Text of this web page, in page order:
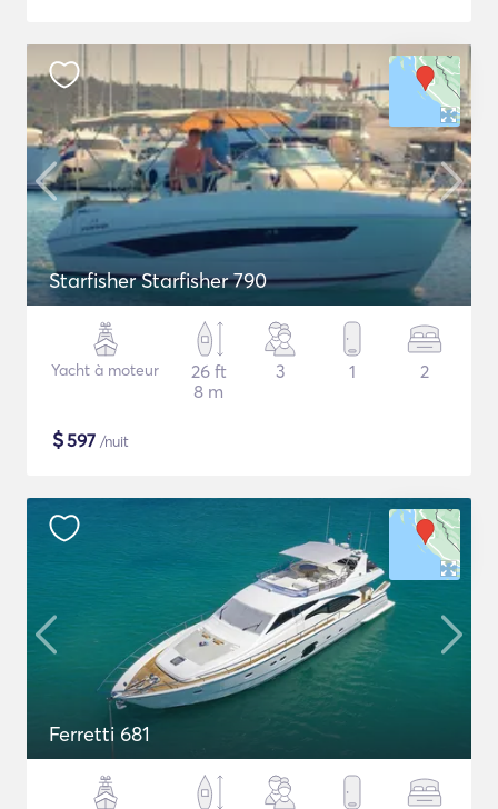
Starfisher Starfisher 790
Yacht à moteur
26 ft
8 m
3 1 2
$597 /nuit
Ferretti 681